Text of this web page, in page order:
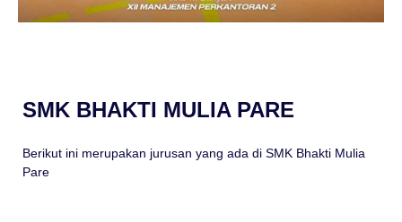
SMK BHAKTI MULIA PARE
Berikut ini merupakan jurusan yang ada di SMK Bhakti Mulia
Pare